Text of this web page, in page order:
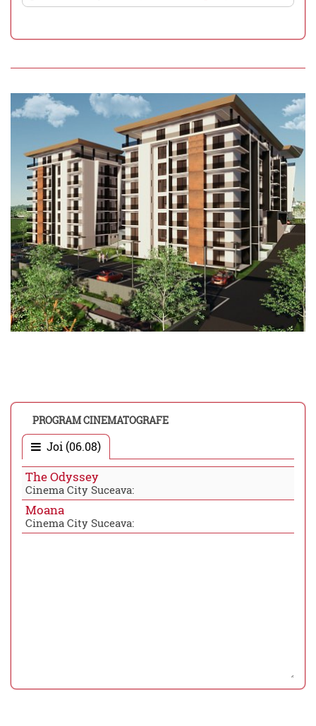
PROGRAM CINEMATOGRAFE
Joi (06.08)
The Odyssey
Cinema City Suceava:
Moana
Cinema City Suceava: